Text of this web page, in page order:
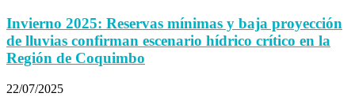
Invierno 2025: Reservas mínimas y baja proyección
de lluvias confirman escenario hídrico crítico en la
Región de Coquimbo
22/07/2025